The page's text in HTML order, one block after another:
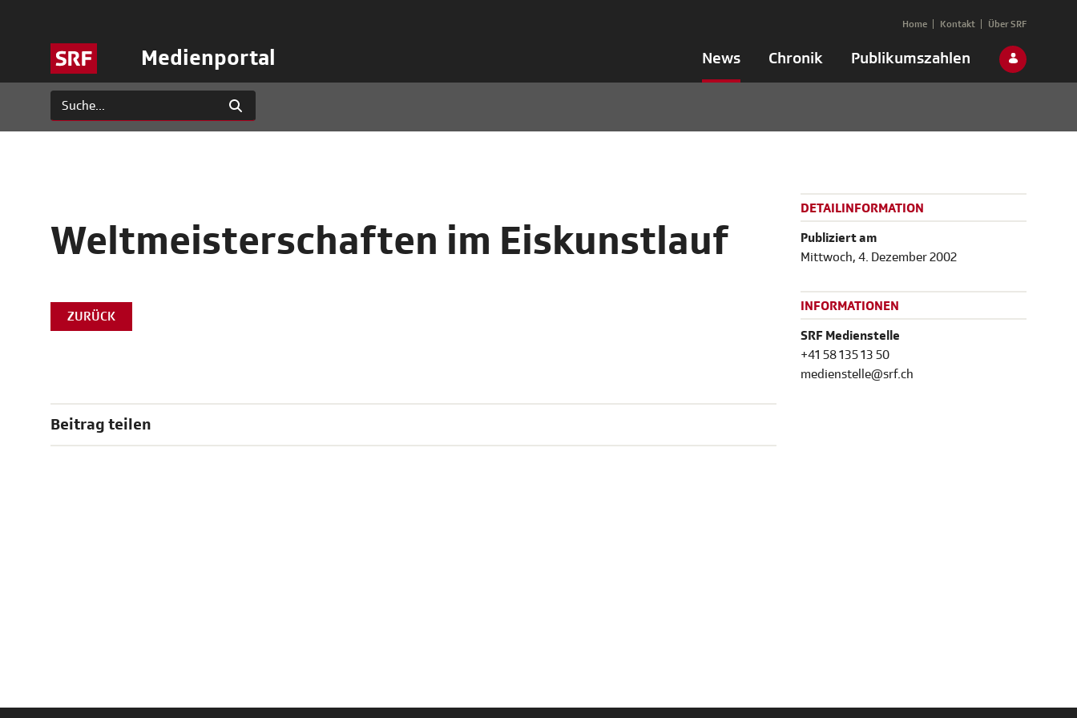
Medienportal News Chronik Publikumszahlen
Home Kontakt Über SRF
Weltmeisterschaften im Eiskunstlauf
ZURÜCK
Beitrag teilen
DETAILINFORMATION
Publiziert am
Mittwoch, 4. Dezember 2002
INFORMATIONEN
SRF Medienstelle
+41 58 135 13 50
medienstelle@srf.ch